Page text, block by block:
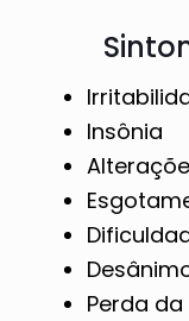
Insônia
Perda